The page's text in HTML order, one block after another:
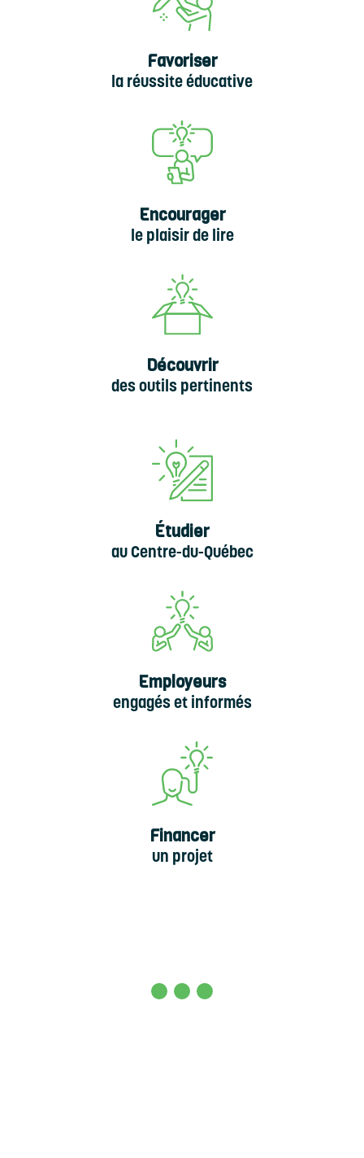
Favoriser
la réussite éducative
Encourager
le plaisir de lire
Découvrir
des outils pertinents
Étudier
au Centre-du-Québec
Employeurs
engagés et informés
Financer
un projet